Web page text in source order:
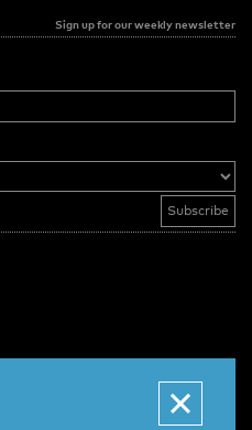
Sign up for our weekly newsletter